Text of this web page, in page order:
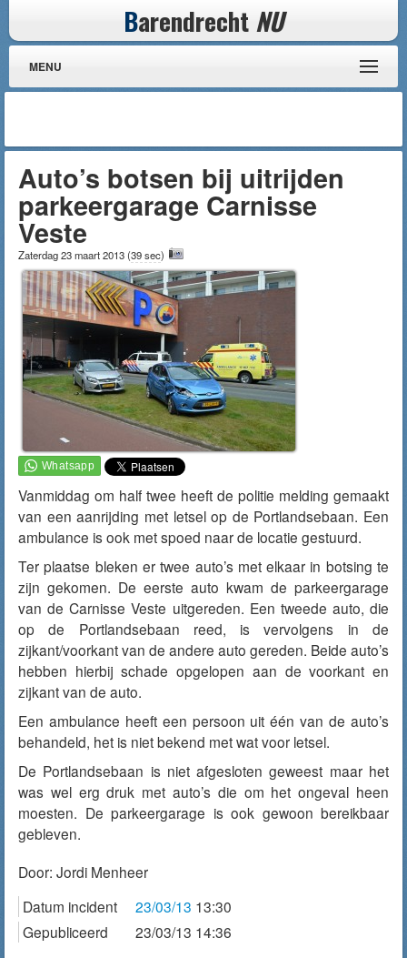
Barendrecht NU
MENU
Auto’s botsen bij uitrijden
parkeergarage Carnisse
Veste
Zaterdag 23 maart 2013(39 sec)
Vanmiddag om half twee heeft de politie melding gemaakt
van een aanrijding met letsel op de Portlandsebaan. Een
ambulance is ook met spoed naar de locatie gestuurd.
Ter plaatse bleken er twee auto’s met elkaar in botsing te
zijn gekomen. De eerste auto kwam de parkeergarage
van de Carnisse Veste uitgereden. Een tweede auto, die
op de Portlandsebaan reed, is vervolgens in de
zijkant/voorkant van de andere auto gereden. Beide auto’s
hebben hierbij schade opgelopen aan de voorkant en
zijkant van de auto.
Een ambulance heeft een persoon uit één van de auto’s
behandeld, het is niet bekend met wat voor letsel.
De Portlandsebaan is niet afgesloten geweest maar het
was wel erg druk met auto’s die om het ongeval heen
moesten. De parkeergarage is ook gewoon bereikbaar
gebleven.
Door: Jordi Menheer
Datum incident
23/03/13 13:30
Gepubliceerd
23/03/13 14:36